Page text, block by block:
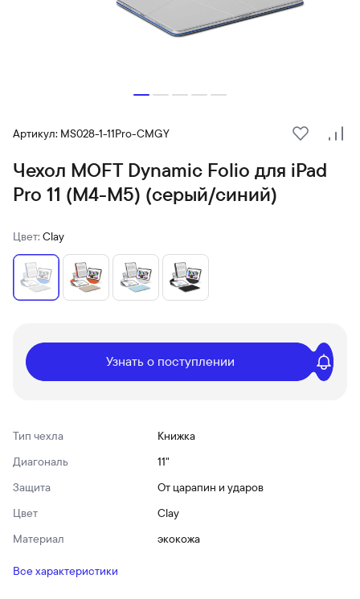
Артикул: MS028-1-11Pro-CMGY
В
Чехол MOFT Dynamic Folio для iPad
Pro 11 (M4-M5) (серый/синий)
Цвет: Clay
Узнать о поступлении
Тип чехла
Книжка
Диагональ
11"
Защита
От царапин и ударов
Цвет
Clay
Материал
экокожа
Все характеристики